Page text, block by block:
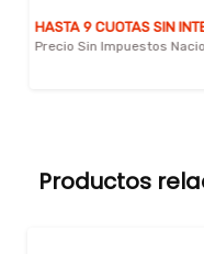
HASTA 9 CUOTAS SIN
Precio Sin Impuestos
Productos